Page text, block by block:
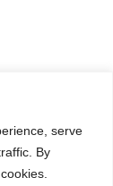
serve
By
與活動